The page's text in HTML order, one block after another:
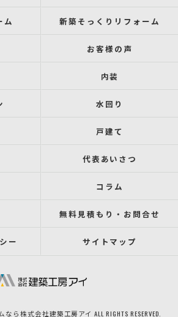
ム 新築そっくりリフォーム
お客様の声
内装
水回り
戸建て
代表あいさつ
コラム
無料見積もり・お問合せ
ー サイトマップ
ら株式会社建築工房アイ ALL RIGHTS RESERVED.